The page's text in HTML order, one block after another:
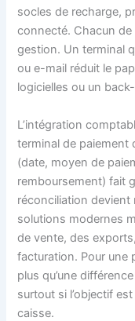
socles de recharge,
connecté. Chacun
gestion. Un terminal
ou e-mail réduit le
logicielles ou un
L’intégration
terminal de paiement
(date, moyen de
remboursement) fait
réconciliation devient
solutions modernes
de vente, des
facturation. Pour une
plus qu’une
surtout si l’objectif
caisse.